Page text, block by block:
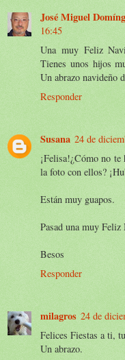
José Miguel
16:45
Una muy Feliz
Tienes unos hijos
Un abrazo navideño
Responder
Susana 24 de
¡Felisa!¿Cómo no
la foto con ellos?
Están muy guapos.
Pasad una muy Feliz
Besos
Responder
milagros 24 de
Felices Fiestas a ti,
Un abrazo.